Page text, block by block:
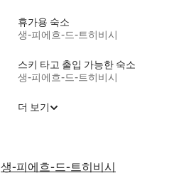
휴가용 숙소
생-피에흐-드-트히비시
스키 타고 출입 가능한 숙소
생-피에흐-드-트히비시
더 보기
생-피에흐-드-트히비시